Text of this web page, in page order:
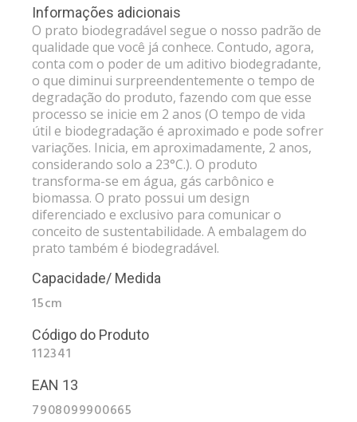
Informações adicionais
O prato biodegradável segue o nosso padrão de
qualidade que você já conhece. Contudo, agora,
conta com o poder de um aditivo biodegradante,
o que diminui surpreendentemente o tempo de
degradação do produto, fazendo com que esse
processo se inicie em 2 anos (O tempo de vida
útil e biodegradação é aproximado e pode sofrer
variações. Inicia, em aproximadamente, 2 anos,
considerando solo a 23°C.). O produto
transforma-se em água, gás carbônico e
biomassa. O prato possui um design
diferenciado e exclusivo para comunicar o
conceito de sustentabilidade. A embalagem do
prato também é biodegradável.
Capacidade/ Medida
15cm
Código do Produto
112341
EAN 13
7908099900665